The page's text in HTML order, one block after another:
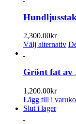
kan
har
2,300.00kr
Välj alternativ
Grönt fat av
1,200.00kr
Lägg till i
Slut i lager